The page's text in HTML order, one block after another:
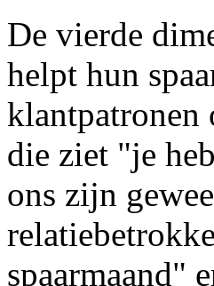
De vierde
helpt hun
klantpatronen
die ziet "je
ons zijn
spaarmaand"